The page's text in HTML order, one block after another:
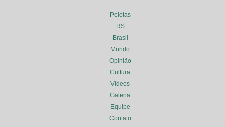
Pelotas
RS
Brasil
Mundo
Opinião
Cultura
Vídeos
Galeria
Equipe
Contato